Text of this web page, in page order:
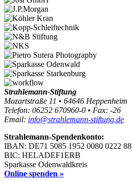
Strahlemann-Stiftung
Mozartstraße 11 • 64646 Heppenheim
Telefon: 06252 670960-0 • Fax: -26
Email: info@strahlemann-stiftung.de
Strahlemann-Spendenkonto:
IBAN: DE71 5085 1952 0080 0222 88
BIC: HELADEF1ERB
Sparkasse Odenwaldkreis
Online spenden »